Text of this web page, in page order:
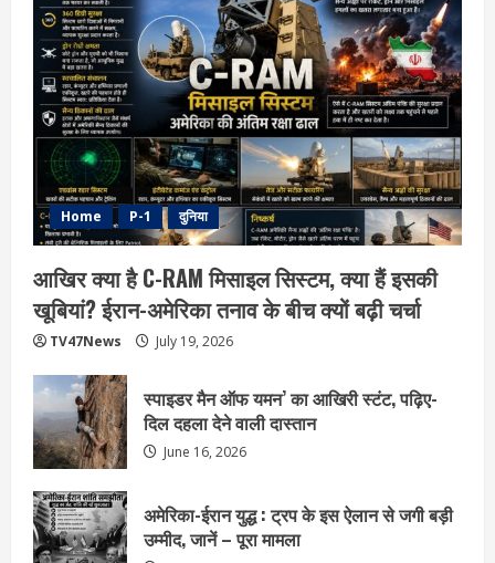
Home P-1 दुनिया
आखिर क्या है C-RAM मिसाइल सिस्टम, क्या हैं इसकी
खूबियां? ईरान-अमेरिका तनाव के बीच क्यों बढ़ी चर्चा
TV47News July 19, 2026
स्पाइडर मैन ऑफ यमन’ का आखिरी स्टंट, पढ़िए-
दिल दहला देने वाली दास्तान
June 16, 2026
अमेरिका-ईरान युद्ध : ट्रप के इस ऐलान से जगी बड़ी
उम्मीद, जानें – पूरा मामला